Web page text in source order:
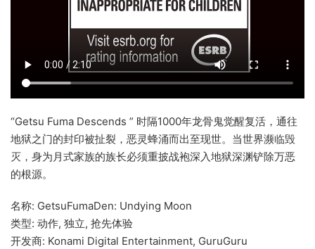
“Getsu Fuma Descends ” 时隔1000年龙骨鬼觉醒复活，通往
地狱之门的封印被扯裂，恶灵蜂涌而出至现世。当世界濒临毁
灭，身为月式家族的族长必须重披战袍深入地狱深渊铲除万恶
的根源。
名称: GetsuFumaDen: Undying Moon
类型: 动作, 独立, 抢先体验
开发商: Konami Digital Entertainment, GuruGuru